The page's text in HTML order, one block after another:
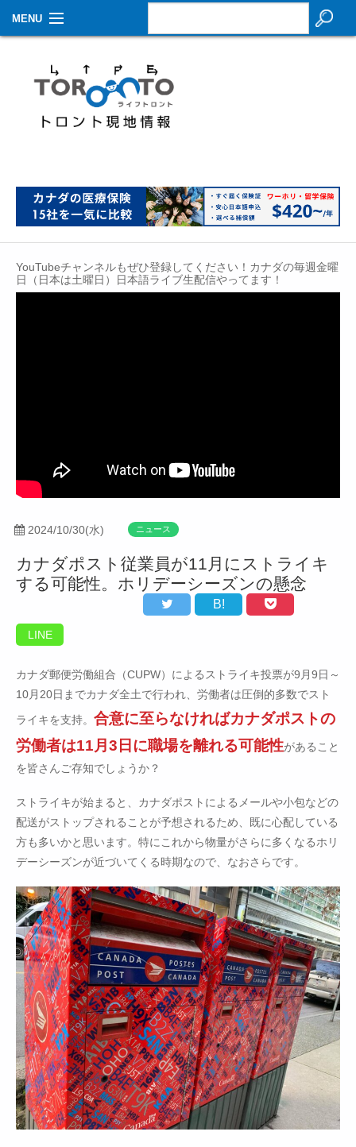
MENU
生活情報
その他
イベントカレンダー
Contact
YouTubeチャンネルもぜひ登録してください！カナダの毎週金曜
日（日本は土曜日）日本語ライブ生配信やってます！
2024/10/30(水) ニュース
カナダポスト従業員が11月にストライキ
する可能性。ホリデーシーズンの懸念
B!
LINE
カナダ郵便労働組合（CUPW）によるストライキ投票が9月9日～
10月20日までカナダ全土で行われ、労働者は圧倒的多数でスト
ライキを支持。 合意に至らなければカナダポストの
労働者は11月3日に職場を離れる可能性があること
を皆さんご存知でしょうか？
ストライキが始まると、カナダポストによるメールや小包などの
配送がストップされることが予想されるため、既に心配している
方も多いかと思います。特にこれから物量がさらに多くなるホリ
デーシーズンが近づいてくる時期なので、なおさらです。